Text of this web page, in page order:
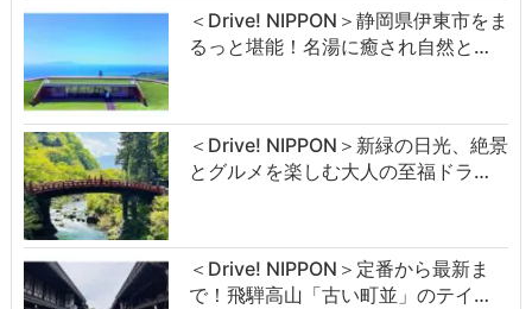
＜Drive! NIPPON＞静岡県伊東市をま
るっと堪能！名湯に癒され自然と…
＜Drive! NIPPON＞新緑の日光、絶景
とグルメを楽しむ大人の至福ドラ…
＜Drive! NIPPON＞定番から最新ま
で！飛騨高山「古い町並」のテイ…